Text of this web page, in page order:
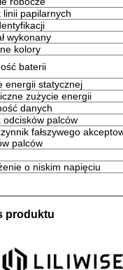
linii papilarnych
wykonany
kolory
baterii
energii statycznej
zużycie energii
danych
odcisków palców
fałszywego
palców
o niskim napięciu
produktu